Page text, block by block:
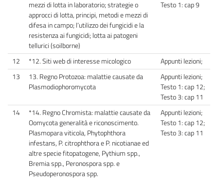
mezzi di lotta in laboratorio; strategie o
approcci di lotta, principi, metodi e mezzi di
difesa in campo; l’utilizzo dei fungicidi e la
resistenza ai fungicidi; lotta ai patogeni
tellurici (soilborne)
Testo 1: cap 9
12 *12. Siti web di interesse micologico
Appunti lezioni;
13
13. Regno Protozoa: malattie causate da
Plasmodiophoromycota
Appunti lezioni;
Testo 1: cap 12;
Testo 3: cap 11
14
*14. Regno Chromista: malattie causate da
Oomycota generalità e riconoscimento.
Plasmopara viticola, Phytophthora
infestans, P. citrophthora e P. nicotianae ed
altre specie fitopatogene, Pythium spp.,
Bremia spp., Peronospora spp. e
Pseudoperonospora spp.
Appunti lezioni;
Testo 1: cap 12;
Testo 3: cap 11